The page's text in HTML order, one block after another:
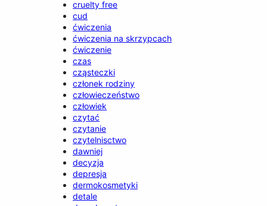
cruelty free
cud
ćwiczenia
ćwiczenia na skrzypcach
ćwiczenie
czas
cząsteczki
członek rodziny
człowieczeństwo
człowiek
czytać
czytanie
czytelnisctwo
dawniej
decyzja
depresja
dermokosmetyki
detale